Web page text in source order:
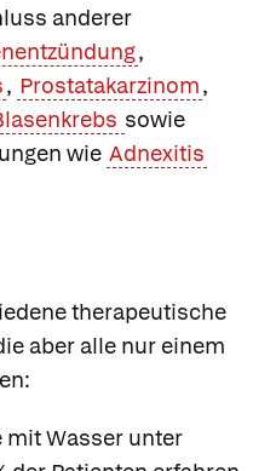
anderer
,
, Prostatakarzinom,
sowie
wie Adnexitis
therapeutische
aber alle nur einem
mit Wasser unter